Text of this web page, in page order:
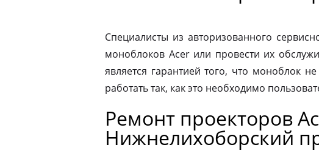
Специалисты из авторизованного
моноблоков Acer или провести их
является гарантией того, что моноблок
работать так, как это необходимо
Ремонт проекторов
Нижнелихоборский